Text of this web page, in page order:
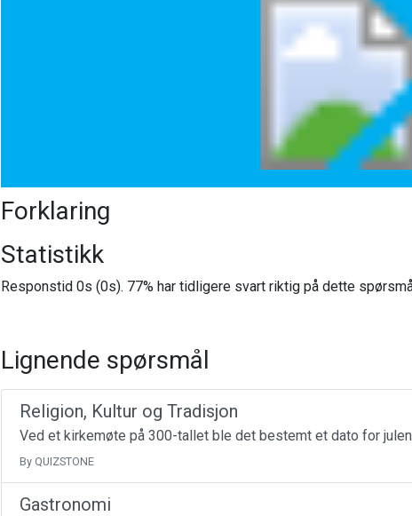
Forklaring
Statistikk
Responstid 0s (0s). 77% har tidligere svart riktig på dette
Lignende spørsmål
Religion, Kultur og Tradisjon
Ved et kirkemøte på 300-tallet ble det bestemt et dato for
By QUIZSTONE
Gastronomi